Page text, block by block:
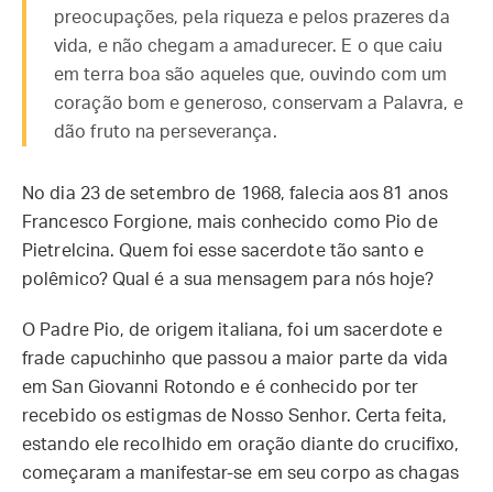
preocupações, pela riqueza e pelos prazeres da
vida, e não chegam a amadurecer. E o que caiu
em terra boa são aqueles que, ouvindo com um
coração bom e generoso, conservam a Palavra, e
dão fruto na perseverança.
No dia 23 de setembro de 1968, falecia aos 81 anos
Francesco Forgione, mais conhecido como Pio de
Pietrelcina. Quem foi esse sacerdote tão santo e
polêmico? Qual é a sua mensagem para nós hoje?
O Padre Pio, de origem italiana, foi um sacerdote e
frade capuchinho que passou a maior parte da vida
em San Giovanni Rotondo e é conhecido por ter
recebido os estigmas de Nosso Senhor. Certa feita,
estando ele recolhido em oração diante do crucifixo,
começaram a manifestar-se em seu corpo as chagas